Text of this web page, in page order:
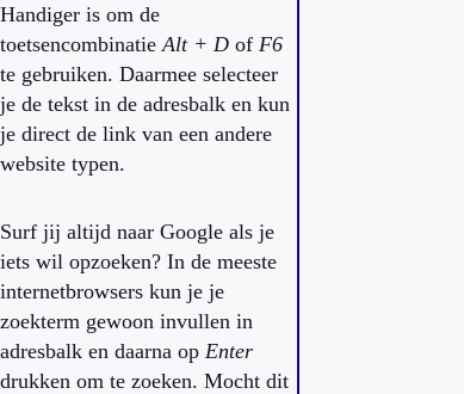
Handiger is om de
toetsencombinatieAlt + D of F6
te gebruiken. Daarmee selecteer
je de tekst in de adresbalk en kun
je direct de link van een andere
website typen.
Surf jij altijd naar Google als je
iets wil opzoeken? In de meeste
internetbrowsers kun je je
zoekterm gewoon invullen in
adresbalk en daarna op Enter
drukken om te zoeken. Mocht dit